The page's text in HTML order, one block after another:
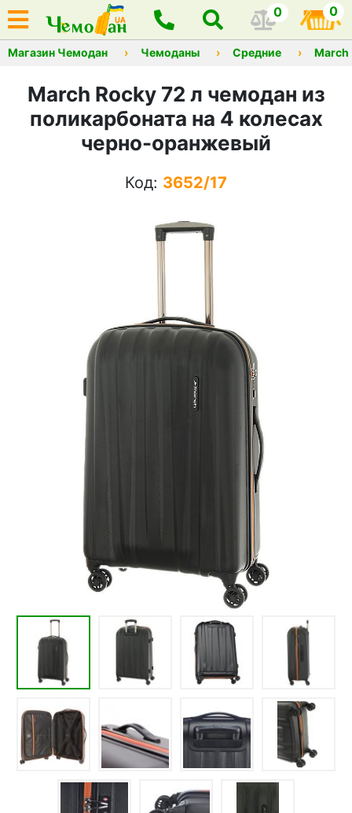
0 0
Магазин Чемодан Чемоданы Средние March
March Rocky 72 л чемодан из
поликарбоната на 4 колесах
черно-оранжевый
Код: 3652/17